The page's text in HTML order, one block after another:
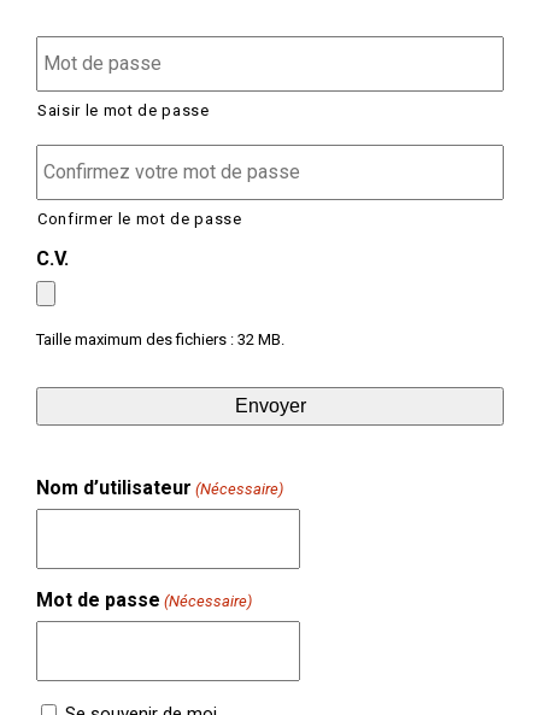
Password *
Saisir le mot de passe
Confirmer le mot de passe
C.V.
Taille maximum des fichiers : 32 MB.
Nom d’utilisateur (Nécessaire)
Mot de passe (Nécessaire)